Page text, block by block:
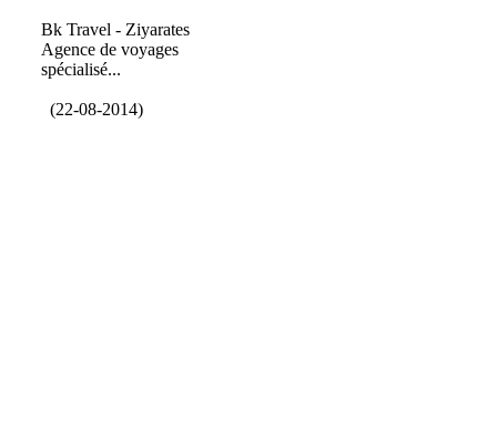
Bk Travel - Ziyarates
Agence de voyages
spécialisé...
(22-08-2014)